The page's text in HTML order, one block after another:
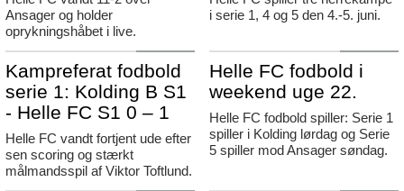
Ansager og holder
oprykningshåbet i live.
i serie 1, 4 og 5 den 4.-5. juni.
Kampreferat fodbold
serie 1: Kolding B S1
- Helle FC S1 0 – 1
Helle FC vandt fortjent ude efter
sen scoring og stærkt
målmandsspil af Viktor Toftlund.
Helle FC fodbold i
weekend uge 22.
Helle FC fodbold spiller: Serie 1
spiller i Kolding lørdag og Serie
5 spiller mod Ansager søndag.